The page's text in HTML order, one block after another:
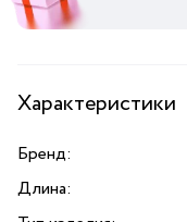
Характеристики
Бренд:
Длина: